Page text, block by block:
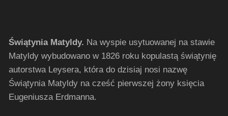
Świątynia Matyldy. Na wyspie usytuowanej na stawie
Matyldy wybudowano w 1826 roku kopulastą świątynię
autorstwa Leysera, która do dzisiaj nosi nazwę
Świątynia Matyldy na cześć pierwszej żony księcia
Eugeniusza Erdmanna.